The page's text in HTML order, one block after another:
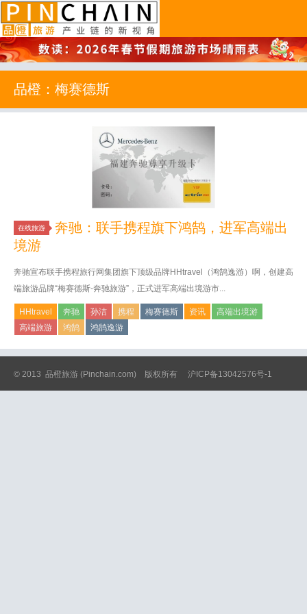
品橙旅游
品橙：梅赛德斯
在线旅游
奔驰：联手携程旗下鸿鹄，进军高端出
境游
奔驰宣布联手携程旅行网集团旗下顶级品牌HHtravel（鸿鹄逸游）啊，创建高
端旅游品牌“梅赛德斯-奔驰旅游”，正式进军高端出境游市...
HHtravel 奔驰 孙洁 携程 梅赛德斯 资讯
高端出境游
高端旅游
鸿鹄 鸿鹄逸游
© 2013 品橙旅游 (Pinchain.com) 版权所有 沪ICP备13042576号-1